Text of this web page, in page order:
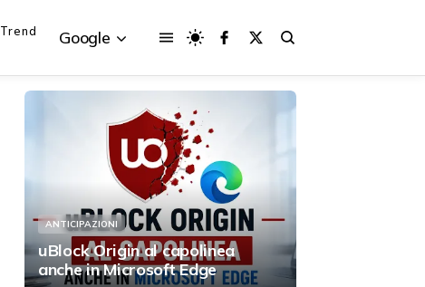
{{POSTS[3].LABEL}}
{{posts[3].title}}
Trend Google
{{POSTS[3].LABEL}}
{{posts[3].title}}
ANTICIPAZIONI
uBlock Origin al capolinea
anche in Microsoft Edge